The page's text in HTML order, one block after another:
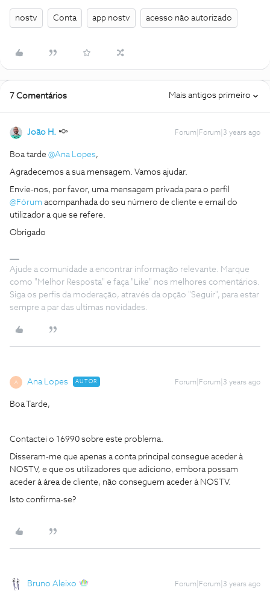
nostv Conta app nostv acesso não autorizado
7 Comentários Mais antigos primeiro
João H. Forum|Forum|3 years ago
Boa tarde @Ana Lopes,
Agradecemos a sua mensagem. Vamos ajudar.
Envie-nos, por favor, uma mensagem privada para o perfil
@Fórum acompanhada do seu número de cliente e email do
utilizador a que se refere.
Obrigado
Ajude a comunidade a encontrar informação relevante. Marque
como "Melhor Resposta" e faça "Like" nos melhores comentários.
Siga os perfis da moderação, através da opção "Seguir", para estar
sempre a par das ultimas novidades.
A Ana Lopes AUTOR Forum|Forum|3 years ago
Boa Tarde,
Contactei o 16990 sobre este problema.
Disseram-me que apenas a conta principal consegue aceder à
NOSTV, e que os utilizadores que adiciono, embora possam
aceder à área de cliente, não conseguem aceder à NOSTV.
Isto confirma-se?
Bruno Aleixo Forum|Forum|3 years ago